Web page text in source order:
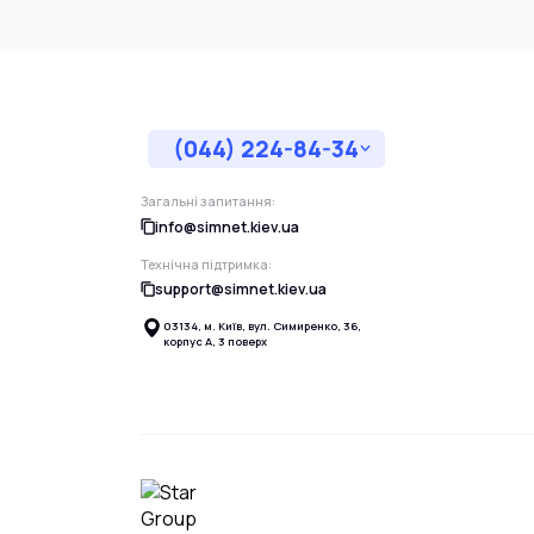
(044) 224-84-34
Загальні запитання:
info@simnet.kiev.ua
Технічна підтримка:
support@simnet.kiev.ua
03134, м. Київ, вул. Симиренко, 36,
корпус А, 3 поверх